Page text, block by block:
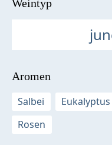
Weintyp
Aromen
Salbei
Eukalyptus
Rosen